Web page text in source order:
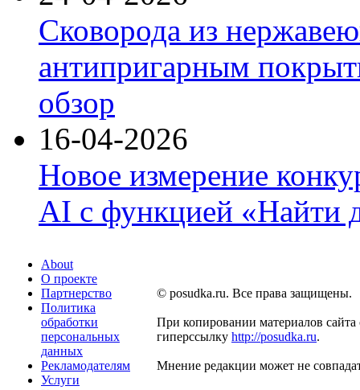
Сковорода из
антипригарным
обзор
16-04-2026
Новое измерение
AI с функцией «Найти
About
О проекте
Партнерство
Политика
обработки
персональных
данных
Рекламодателям
Услуги
© posudka.ru. Все права защищены.
При копировании материалов сайта
гиперссылку http://posudka.ru.
Мнение редакции может не